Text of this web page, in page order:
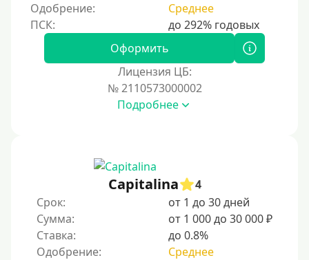
Одобрение:
Среднее
Оформить
Лицензия ЦБ:
№ 2110573000002
Подробнее
Capitalina
4
Срок:
от 1 до 30 дней
Сумма:
от 1 000 до 30 000 ₽
Ставка:
до 0.8%
Одобрение:
Среднее